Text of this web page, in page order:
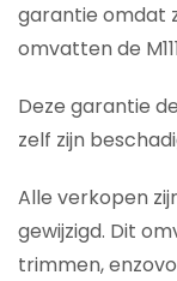
garantie omdat
omvatten de
Deze garantie
zelf zijn
Alle verkopen
gewijzigd. Dit
trimmen,